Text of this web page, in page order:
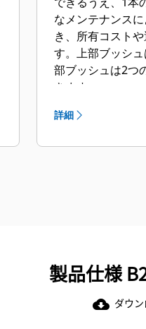
なメンテナンス
き、所有コスト
す。上部ブッシ
部ブッシュは2つ
きます。
詳細
製品仕様
cloud_download ダウ